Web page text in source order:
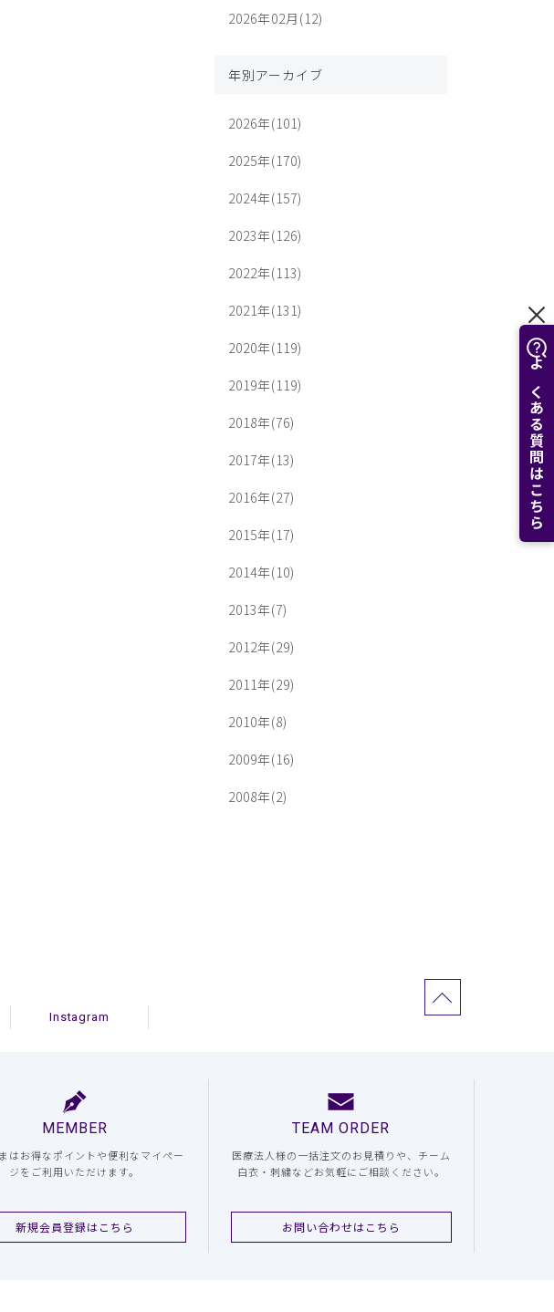
よくある質問はこちら
2026年02月(12)
年別アーカイブ
2026年(101)
2025年(170)
2024年(157)
2023年(126)
2022年(113)
2021年(131)
2020年(119)
2019年(119)
2018年(76)
2017年(13)
2016年(27)
2015年(17)
2014年(10)
2013年(7)
2012年(29)
2011年(29)
2010年(8)
2009年(16)
2008年(2)
Instagram
MEMBER
はお得なポイントや便利なマイペー
ジをご利用いただけます。
新規会員登録はこちら
TEAM ORDER
医療法人様の一括注文のお見積りや、チーム
白衣・刺繍などお気軽にご相談ください。
お問い合わせはこちら